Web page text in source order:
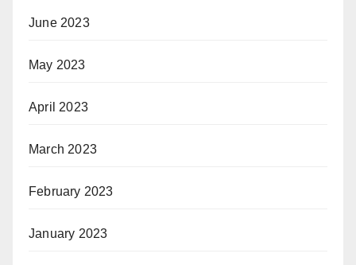
June 2023
May 2023
April 2023
March 2023
February 2023
January 2023